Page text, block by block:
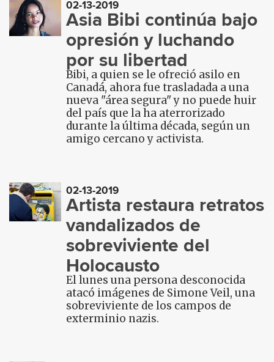
02-13-2019
Asia Bibi continúa bajo
opresión y luchando
por su libertad
Bibi, a quien se le ofreció asilo en
Canadá, ahora fue trasladada a una
nueva "área segura" y no puede huir
del país que la ha aterrorizado
durante la última década, según un
amigo cercano y activista.
02-13-2019
Artista restaura retratos
vandalizados de
sobreviviente del
Holocausto
El lunes una persona desconocida
atacó imágenes de Simone Veil, una
sobreviviente de los campos de
exterminio nazis.